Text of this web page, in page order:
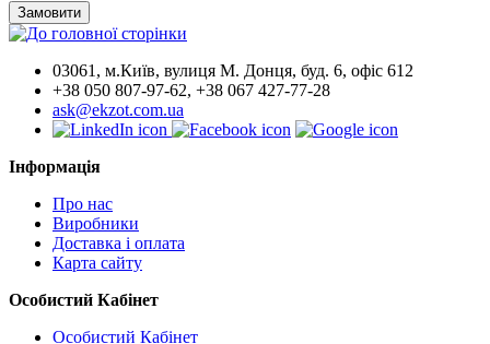
Замовити
03061, м.Київ, вулиця М. Донця, буд. 6, офіс 612
+38 050 807-97-62, +38 067 427-77-28
ask@ekzot.com.ua
Інформація
Про нас
Виробники
Доставка і оплата
Карта сайту
Особистий Кабінет
Особистий Кабінет